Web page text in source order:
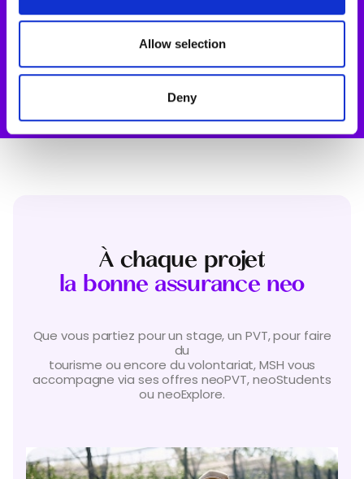
provided to them or that they’ve collected from your use
Allow selection
Deny
À chaque projet
la bonne assurance neo
Que vous partiez pour un stage, un PVT, pour faire
du
tourisme ou encore du volontariat, MSH vous
accompagne via ses offres neoPVT, neoStudents
ou neoExplore.